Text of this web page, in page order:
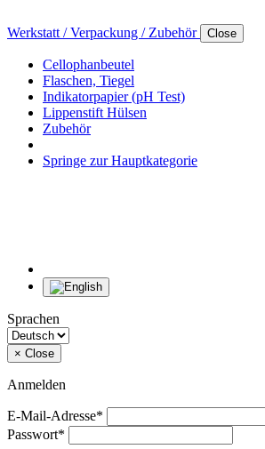
Werkstatt / Verpackung / Zubehör Close
Cellophanbeutel
Flaschen, Tiegel
Indikatorpapier (pH Test)
Lippenstift Hülsen
Zubehör
Springe zur Hauptkategorie
Sprachen
× Close
Anmelden
E-Mail-Adresse*
Passwort*